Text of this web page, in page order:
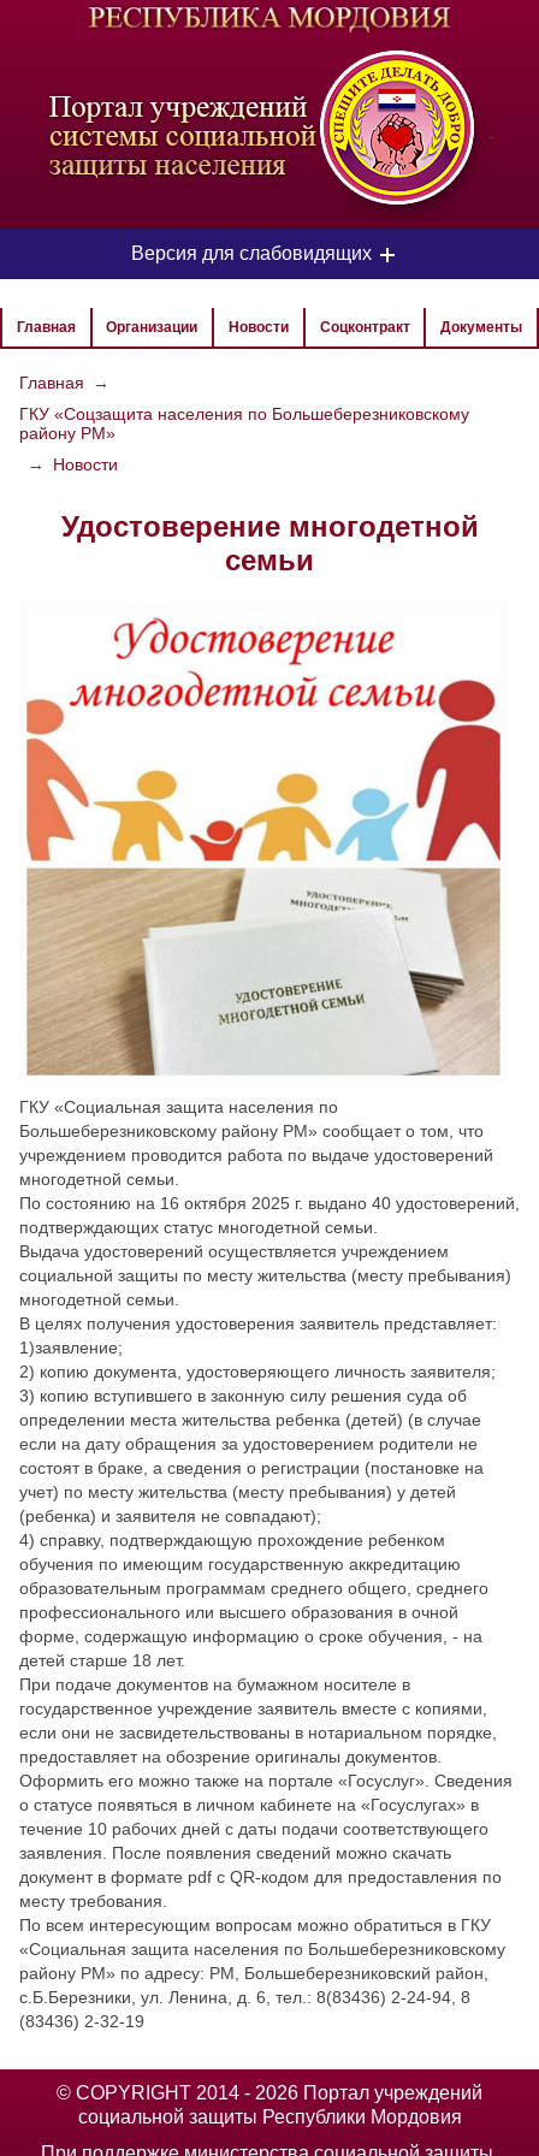
-
Версия для слабовидящих
ЦВЕТОВАЯ СХЕМА
РАЗМЕР ТЕКСТА
ИЗОБРАЖЕНИЯ
Скрыть Ч/б
Настройки по умолчанию
Главная Организации Новости Соцконтракт Документы
Главная
→
ГКУ «Соцзащита населения по Большеберезниковскому
району РМ»
→
Новости
Удостоверение многодетной
семьи
ГКУ «Социальная защита населения по
Большеберезниковскому району РМ» сообщает о том, что
учреждением проводится работа по выдаче удостоверений
многодетной семьи.
По состоянию на 16 октября 2025 г. выдано 40 удостоверений,
подтверждающих статус многодетной семьи.
Выдача удостоверений осуществляется учреждением
социальной защиты по месту жительства (месту пребывания)
многодетной семьи.
В целях получения удостоверения заявитель представляет:
1)заявление;
2) копию документа, удостоверяющего личность заявителя;
3) копию вступившего в законную силу решения суда об
определении места жительства ребенка (детей) (в случае
если на дату обращения за удостоверением родители не
состоят в браке, а сведения о регистрации (постановке на
учет) по месту жительства (месту пребывания) у детей
(ребенка) и заявителя не совпадают);
4) справку, подтверждающую прохождение ребенком
обучения по имеющим государственную аккредитацию
образовательным программам среднего общего, среднего
профессионального или высшего образования в очной
форме, содержащую информацию о сроке обучения, - на
детей старше 18 лет.
При подаче документов на бумажном носителе в
государственное учреждение заявитель вместе с копиями,
если они не засвидетельствованы в нотариальном порядке,
предоставляет на обозрение оригиналы документов.
Оформить его можно также на портале «Госуслуг». Сведения
о статусе появяться в личном кабинете на «Госуслугах» в
течение 10 рабочих дней с даты подачи соответствующего
заявления. После появления сведений можно скачать
документ в формате pdf с QR-кодом для предоставления по
месту требования.
По всем интересующим вопросам можно обратиться в ГКУ
«Социальная защита населения по Большеберезниковскому
району РМ» по адресу: РМ, Большеберезниковский район,
с.Б.Березники, ул. Ленина, д. 6, тел.: 8(83436) 2-24-94, 8
(83436) 2-32-19
© COPYRIGHT 2014 - 2026 Портал учреждений
социальной защиты Республики Мордовия